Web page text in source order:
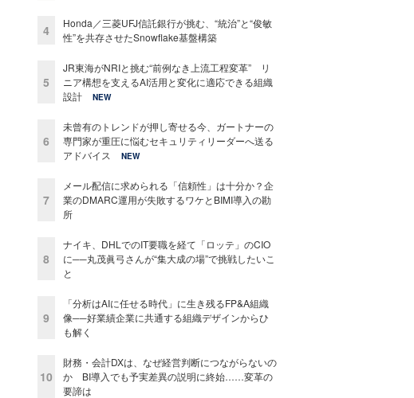
4
Honda／三菱UFJ信託銀行が挑む、“統治”と“俊敏
性”を共存させたSnowflake基盤構築
5
JR東海がNRIと挑む“前例なき上流工程変革” リ
ニア構想を支えるAI活用と変化に適応できる組織
設計
NEW
6
未曾有のトレンドが押し寄せる今、ガートナーの
専門家が重圧に悩むセキュリティリーダーへ送る
アドバイス
NEW
7
メール配信に求められる「信頼性」は十分か？企
業のDMARC運用が失敗するワケとBIMI導入の勘
所
8
ナイキ、DHLでのIT要職を経て「ロッテ」のCIO
に──丸茂眞弓さんが“集大成の場”で挑戦したいこ
と
9
「分析はAIに任せる時代」に生き残るFP&A組織
像──好業績企業に共通する組織デザインからひ
も解く
10
財務・会計DXは、なぜ経営判断につながらないの
か BI導入でも予実差異の説明に終始……変革の
要諦は